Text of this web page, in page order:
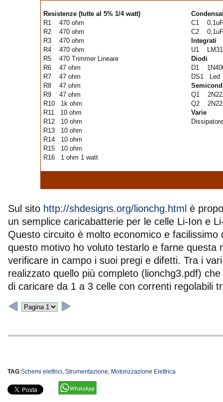
Resistenze (tutte al 5% 1/4 watt)
R1 470 ohm
R2 470 ohm
R3 470 ohm
R4 470 ohm
R5 470 Trimmer Lineare
R6 47 ohm
R7 47 ohm
R8 47 ohm
R9 47 ohm
R10 1k ohm
R11 10 ohm
R12 10 ohm
R13 10 ohm
R14 10 ohm
R15 10 ohm
R16 1 ohm 1 watt
C1 0,1uF
C2 0,1uF
Integrati
U1
Diodi
D1
DS1 Led
Q1
Q2
Varie
Sul sito http://shdesigns.org/lionchg.html è
un semplice caricabatterie per le celle Li-Ion e
Questo circuito è molto economico e facilissimo
questo motivo ho voluto testarlo e farne questa
verificare in campo i suoi pregi e difetti. Tra i
realizzato quello più completo (lionchg3.pdf)
di caricare da 1 a 3 celle con correnti regolabili
TAG:Schemi elettrici, Strumentazione, Motorizzazione Elettrica